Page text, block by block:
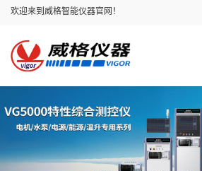
欢迎来到威格智能仪器官网！